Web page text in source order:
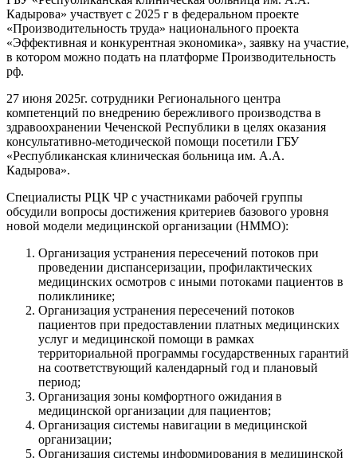
Кадырова» участвует с 2025 г в федеральном проекте
«Производительность труда» национального проекта
«Эффективная и конкурентная экономика», заявку на участие,
в котором можно подать на платформе Производительность
рф.
27 июня 2025г. сотрудники Регионального центра
компетенций по внедрению бережливого производства в
здравоохранении Чеченской Республики в целях оказания
консультативно-методической помощи посетили ГБУ
«Республиканская клиническая больница им. А.А.
Кадырова».
Специалисты РЦК ЧР с участниками рабочей группы
обсудили вопросы достижения критериев базового уровня
новой модели медицинской организации (НММО):
Организация устранения пересечений потоков при
проведении диспансеризации, профилактических
медицинских осмотров с иными потоками пациентов в
поликлинике;
Организация устранения пересечений потоков
пациентов при предоставлении платных медицинских
услуг и медицинской помощи в рамках
территориальной программы государственных гарантий
на соответствующий календарный год и плановый
период;
Организация зоны комфортного ожидания в
медицинской организации для пациентов;
Организация системы навигации в медицинской
организации;
Организация системы информирования в медицинской